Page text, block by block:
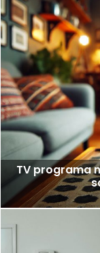
TV programa